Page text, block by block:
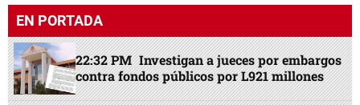
EN PORTADA
22:32 PM Investigan a jueces por embargos
contra fondos públicos por L921 millones